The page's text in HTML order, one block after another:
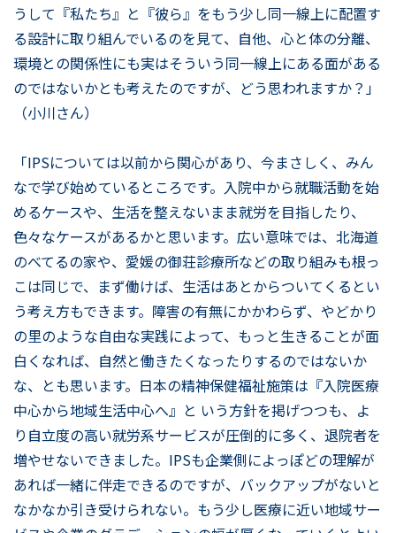
うして『私たち』と『彼ら』をもう少し同一線上に配置す
る設計に取り組んでいるのを見て、自他、心と体の分離、
環境との関係性にも実はそういう同一線上にある面がある
のではないかとも考えたのですが、どう思われますか？」
（小川さん）
「IPSについては以前から関心があり、今まさしく、みん
なで学び始めているところです。入院中から就職活動を始
めるケースや、生活を整えないまま就労を目指したり、
色々なケースがあるかと思います。広い意味では、北海道
のべてるの家や、愛媛の御荘診療所などの取り組みも根っ
こは同じで、まず働けば、生活はあとからついてくるとい
う考え方もできます。障害の有無にかかわらず、やどかり
の里のような自由な実践によって、もっと生きることが面
白くなれば、自然と働きたくなったりするのではないか
な、とも思います。日本の精神保健福祉施策は『入院医療
中心から地域生活中心へ』と いう方針を掲げつつも、よ
り自立度の高い就労系サービスが圧倒的に多く、退院者を
増やせないできました。IPSも企業側によっぽどの理解が
あれば一緒に伴走できるのですが、バックアップがないと
なかなか引き受けられない。もう少し医療に近い地域サー